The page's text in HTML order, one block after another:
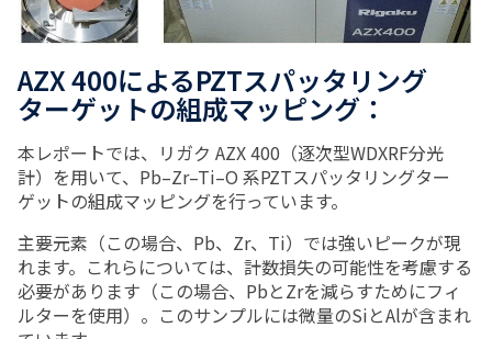
AZX 400によるPZTスパッタリング
ターゲットの組成マッピング：
本レポートでは、リガク AZX 400（逐次型WDXRF分光
計）を用いて、Pb–Zr–Ti–O 系PZTスパッタリングター
ゲットの組成マッピングを行っています。
主要元素（この場合、Pb、Zr、Ti）では強いピークが現
れます。これらについては、計数損失の可能性を考慮する
必要があります（この場合、PbとZrを減らすためにフィ
ルターを使用）。このサンプルには微量のSiとAlが含まれ